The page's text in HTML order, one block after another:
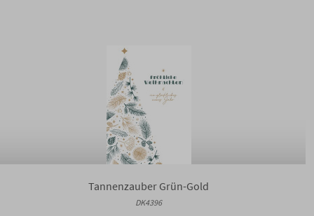
Tannenzauber Grün-Gold
DK4396